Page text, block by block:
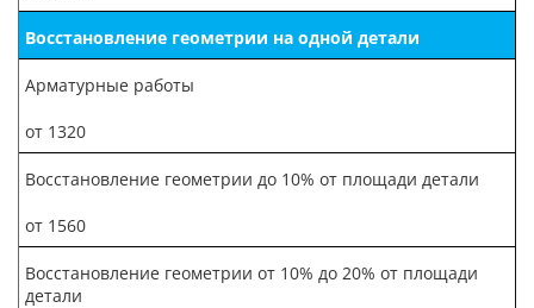
Восстановление геометрии на одной детали
Арматурные работы
от 1320
Восстановление геометрии до 10% от площади детали
от 1560
Восстановление геометрии от 10% до 20% от площади
детали